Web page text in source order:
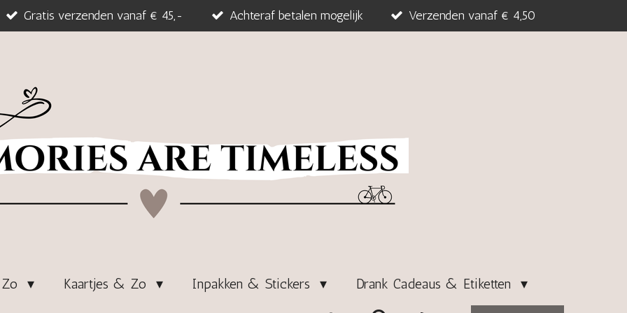
Gratis verzenden vanaf € 45,- Achteraf betalen mogelijk Verzenden vanaf € 4,50
Kaartjes & Zo Inpakken & Stickers Drank Cadeaus & Etiketten